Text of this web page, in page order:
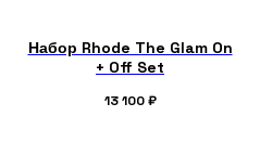
Набор Rhode The Glam On
+ Off Set
13 100 ₽